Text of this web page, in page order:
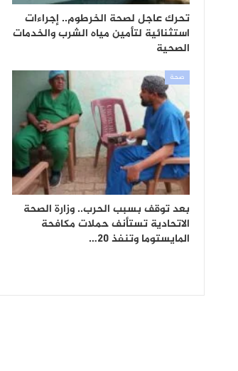
تحرك عاجل لصحة الخرطوم.. إجراءات
استثنائية لتأمين مياه الشرب والخدمات
الصحية
صحة
بعد توقف بسبب الحرب.. وزارة الصحة
الاتحادية تستأنف حملات مكافحة
المايستوما وتنفذ 20…